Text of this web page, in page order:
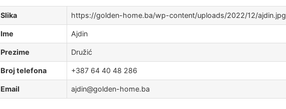
Slika https://golden-home.ba/wp-content/uploads/2022/12/ajdin.jpg
Ime Ajdin
Prezime Družić
Broj telefona +387 64 40 48 286
Email ajdin@golden-home.ba